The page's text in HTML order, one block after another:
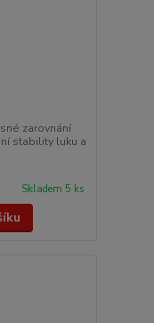
zarovnání
stability luku a
Skladem 5 ks